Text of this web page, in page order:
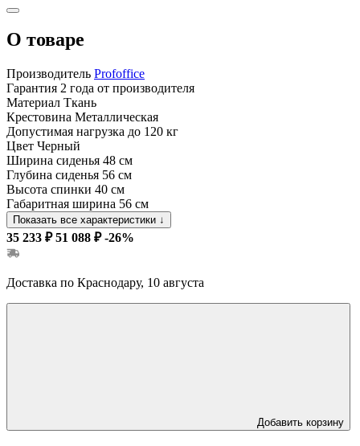
О товаре
Производитель Profoffice
Гарантия 2 года от производителя
Материал Ткань
Крестовина Металлическая
Допустимая нагрузка до 120 кг
Цвет Черный
Ширина сиденья 48 см
Глубина сиденья 56 см
Высота спинки 40 см
Габаритная ширина 56 см
Показать все характеристики ↓
35 233 ₽ 51 088 ₽ -26%
Доставка по Краснодару, 10 августа
Добавить корзину